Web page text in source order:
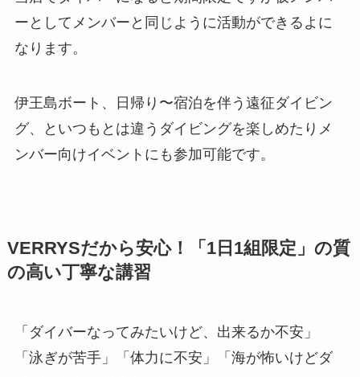
ーとしてメンバーと同じように活動ができるよに
なります。
伊王島ボート、日帰り〜宿泊を伴う遠征ダイビン
グ、といつもとは違うダイビングを楽しめたりメ
ンバー向けイベントにも参加可能です。
VERRYSだから安心！「1日1組限定」の質
の高い丁寧な講習
「ダイバーなってみたいけど、出来るか不安」
「泳ぎが苦手」「体力に不安」「海が怖いけどダ